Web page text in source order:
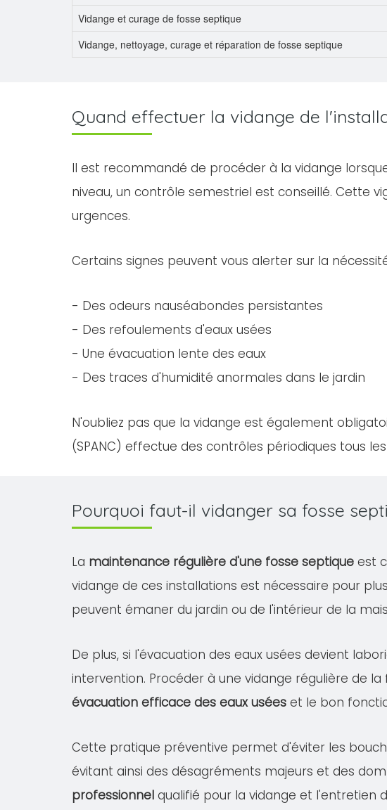
Vidange et curage de fosse septique
Vidange, nettoyage, curage et réparation de fosse septique
Quand effectuer la vidange de
Il est recommandé de procéder à la vidange
niveau, un contrôle semestriel est conseillé. Cette
urgences.
Certains signes peuvent vous alerter sur la
- Des odeurs nauséabondes persistantes
- Des refoulements d'eaux usées
- Une évacuation lente des eaux
- Des traces d'humidité anormales dans le jardin
N'oubliez pas que la vidange est également
(SPANC) effectue des contrôles périodiques tous
Pourquoi faut-il vidanger sa fosse
La maintenance régulière d'une fosse septique est
vidange de ces installations est nécessaire pour
peuvent émaner du jardin ou de l'intérieur de la
De plus, si l'évacuation des eaux usées devient
intervention. Procéder à une vidange régulière de
évacuation efficace des eaux usées et le bon
Cette pratique préventive permet d'éviter les
évitant ainsi des désagréments majeurs et des
professionnel qualifié pour la vidange et l'entretien